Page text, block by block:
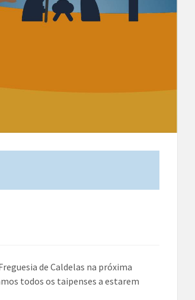
de Caldelas na próxima
todos os taipenses a estarem